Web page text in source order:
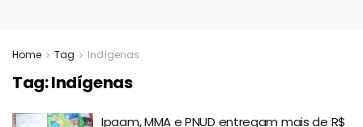
Home Tag Indígenas
Tag:Indígenas
Ipaam, MMA e PNUD entregam mais de R$